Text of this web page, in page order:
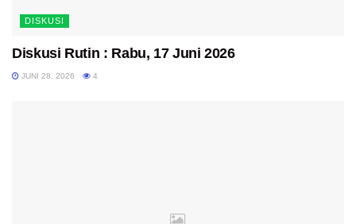
DISKUSI
Diskusi Rutin : Rabu, 17 Juni 2026
JUNI 28, 2026 4